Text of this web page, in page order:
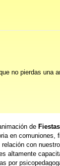
no pierdas una
de
en
con
altamente
por